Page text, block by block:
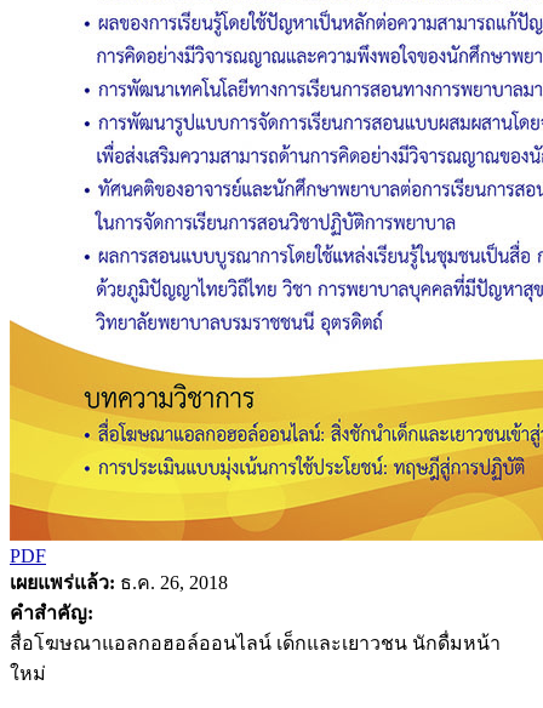
PDF
เผยแพร่แล้ว: ธ.ค. 26, 2018
คำสำคัญ:
สื่อโฆษณาแอลกอฮอล์ออนไลน์ เด็กและเยาวชน นักดื่มหน้า
ใหม่